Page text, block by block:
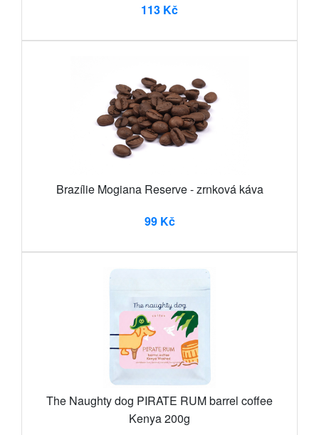
113 Kč
Brazílie Mogiana Reserve - zrnková káva
99 Kč
The Naughty dog PIRATE RUM barrel coffee
Kenya 200g